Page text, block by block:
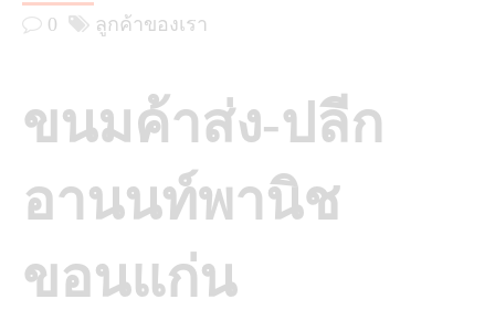
0 ลูกค้าของเรา
ขนมค้าส่ง-ปลีก
อานนท์พานิช
ขอนแก่น